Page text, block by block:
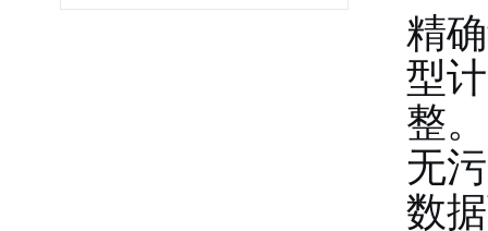
精
型
整。
无
数